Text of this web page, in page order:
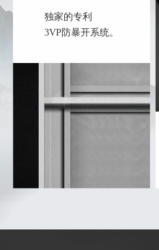
独家的专利
3VP防暴开系统。